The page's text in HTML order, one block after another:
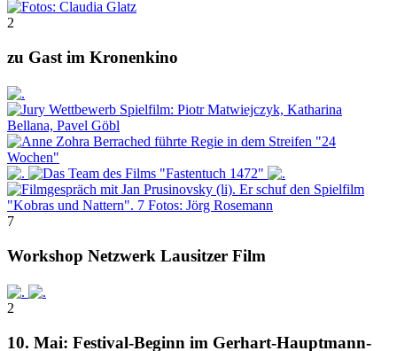
2
zu Gast im Kronenkino
7
Workshop Netzwerk Lausitzer Film
2
10. Mai: Festival-Beginn im Gerhart-Hauptmann-